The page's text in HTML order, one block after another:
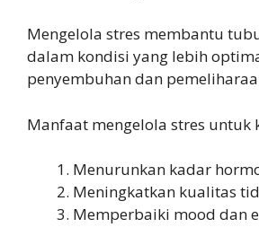
Mengelola stres membantu
dalam kondisi yang lebih
penyembuhan dan
Manfaat mengelola stres untuk
Menurunkan kadar
Meningkatkan kualitas
Memperbaiki mood dan